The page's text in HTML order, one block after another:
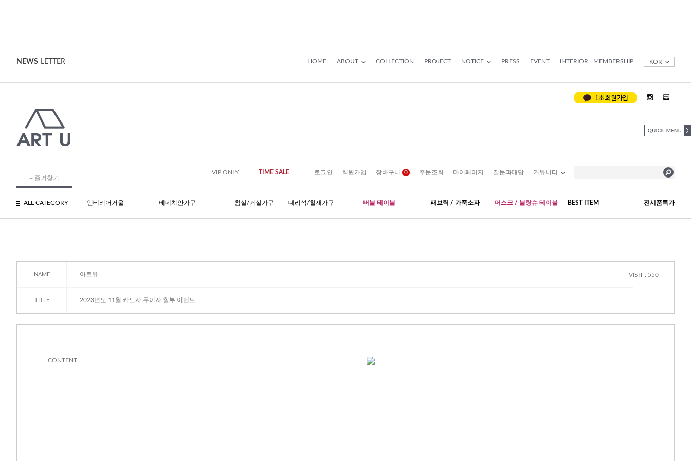
NEWS LETTER HOME ABOUT COLLECTION PROJECT NOTICE PRESS EVENT INTERIOR MEMBERSHIP KOR
+ 즐겨찾기
VIP ONLY TIME SALE 로그인 회원가입 장바구니 0 주문조회 마이페이지 질문과대답 커뮤니티
ALL CATEGORY 인테리어거울 베네치안가구 침실/거실가구 대리석/철재가구 버블 테이블 패브릭 / 가죽소파 머스크 / 블랑슈 테이블 BEST ITEM 전시품특가
NAME 아트유 VISIT : 550
TITLE 2023년도 11월 카드사 무이자 할부 이벤트
CONTENT